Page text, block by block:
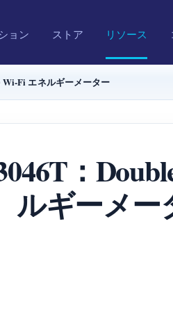
ョン ストア リソース
Fi エネルギーメーター
：
ルギーメー